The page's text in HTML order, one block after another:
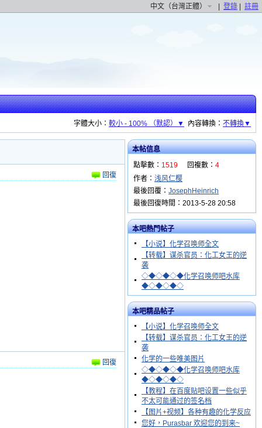
中文（台灣正體） 登錄 註冊
字體大小： 較小 - 100% （默認） ▼ 內容轉換： 不轉換▼
回復
回復
本帖信息
點擊數： 1519 回複數： 4
作者： 浅风仁樱
最後回覆： JosephHeinrich
最後回復時間：2013-5-28 20:58
本吧熱門帖子
【小说】化学召唤师全文
【转载】谋杀官员：化工女王的逆
袭
◇◆◇◆◇◆化学召唤师吧水库
◆◇◆◇◆◇
本吧精品帖子
【小说】化学召唤师全文
【转载】谋杀官员：化工女王的逆
袭
化学的一些唯美图片
◇◆◇◆◇◆化学召唤师吧水库
◆◇◆◇◆◇
【教程】在百度贴吧设置一些似乎
不太可能通过的签名档
【图片+视频】各种有趣的化学反应
您好，Purasbar 欢迎您的到来~